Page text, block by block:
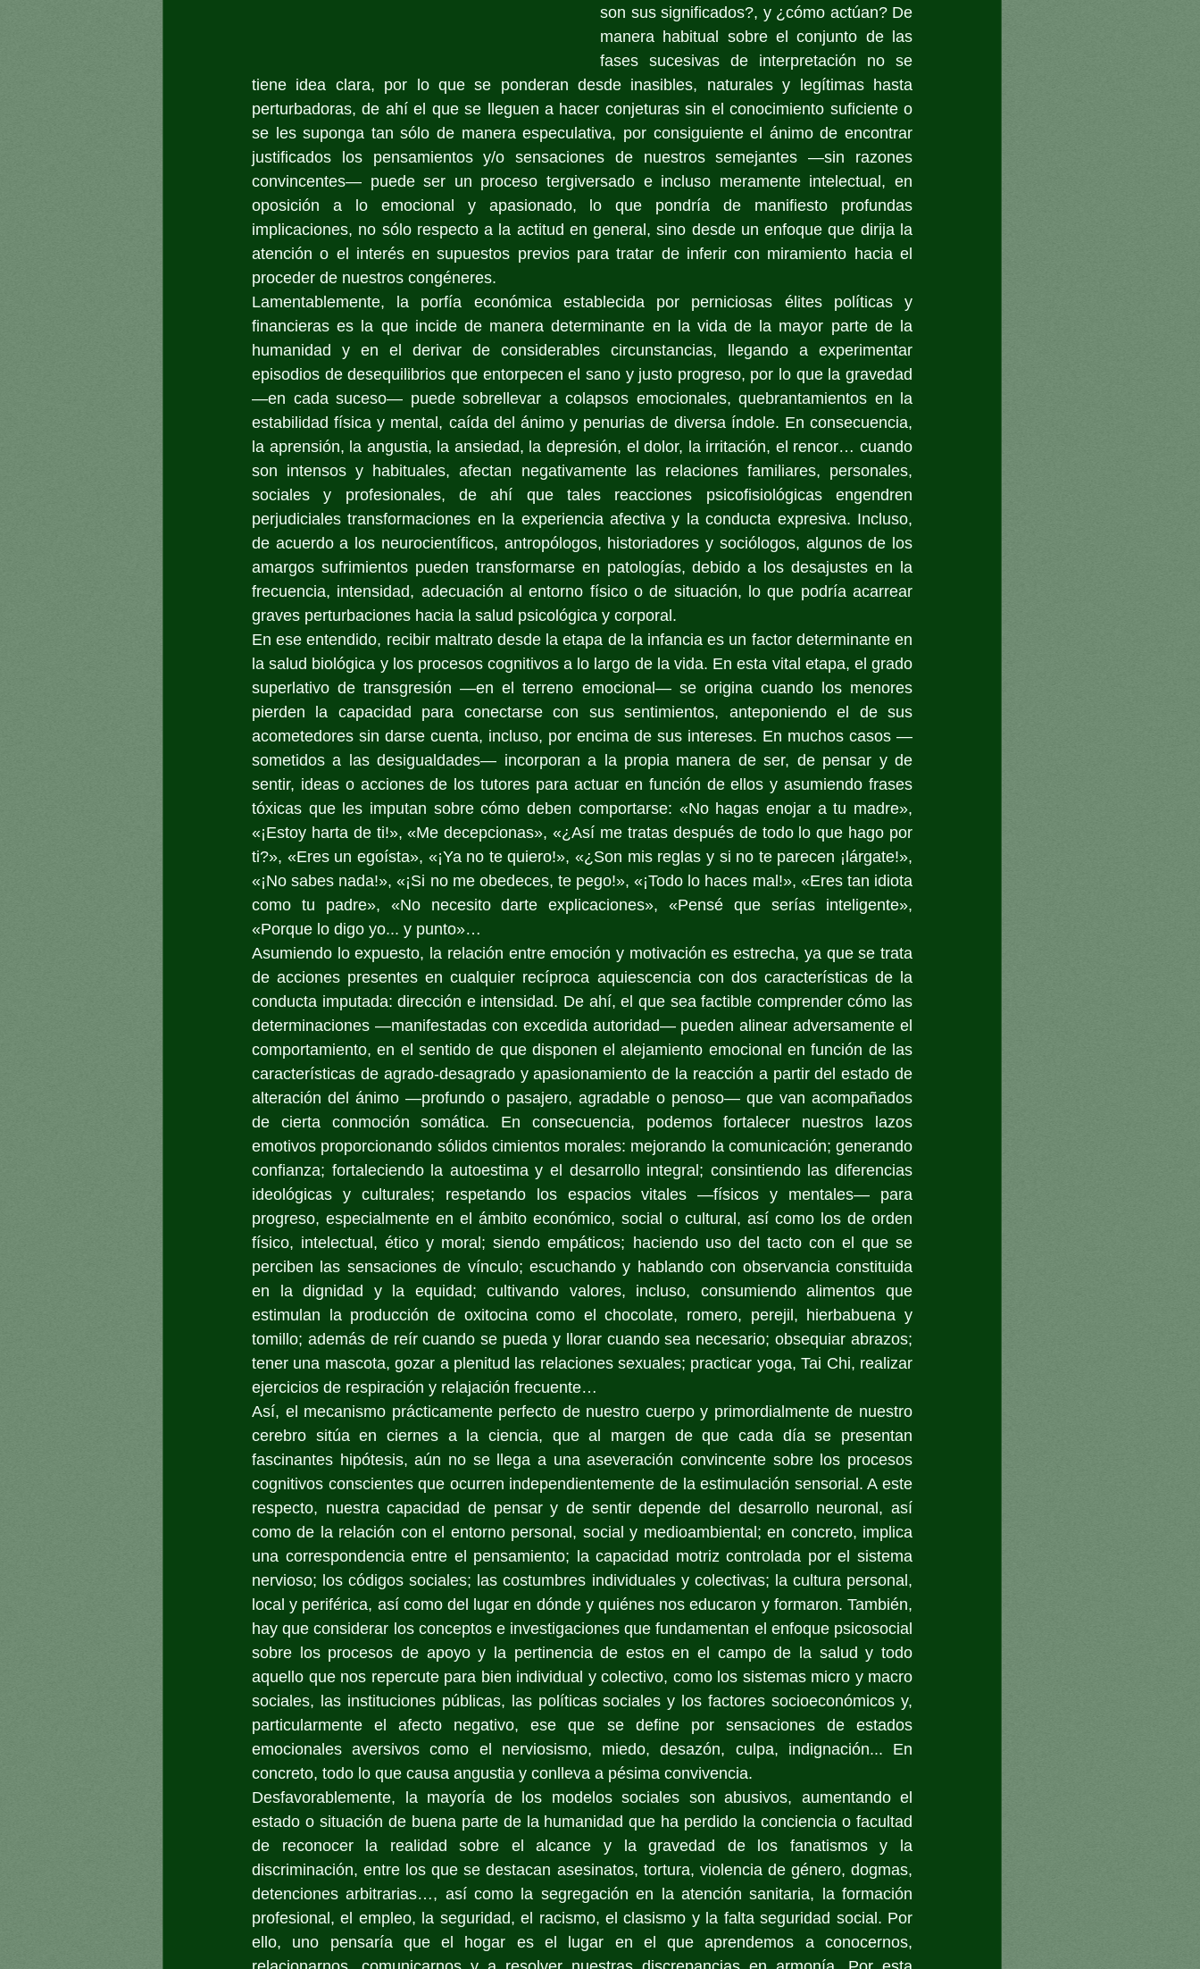
son sus significados?, y ¿cómo actúan? De
manera habitual sobre el conjunto de las
fases sucesivas de interpretación no se
tiene idea clara, por lo que se ponderan desde inasibles, naturales y legítimas hasta
perturbadoras, de ahí el que se lleguen a hacer conjeturas sin el conocimiento suficiente o
se les suponga tan sólo de manera especulativa, por consiguiente el ánimo de encontrar
justificados los pensamientos y/o sensaciones de nuestros semejantes —sin razones
convincentes— puede ser un proceso tergiversado e incluso meramente intelectual, en
oposición a lo emocional y apasionado, lo que pondría de manifiesto profundas
implicaciones, no sólo respecto a la actitud en general, sino desde un enfoque que dirija la
atención o el interés en supuestos previos para tratar de inferir con miramiento hacia el
proceder de nuestros congéneres.
Lamentablemente, la porfía económica establecida por perniciosas élites políticas y
financieras es la que incide de manera determinante en la vida de la mayor parte de la
humanidad y en el derivar de considerables circunstancias, llegando a experimentar
episodios de desequilibrios que entorpecen el sano y justo progreso, por lo que la gravedad
—en cada suceso— puede sobrellevar a colapsos emocionales, quebrantamientos en la
estabilidad física y mental, caída del ánimo y penurias de diversa índole. En consecuencia,
la aprensión, la angustia, la ansiedad, la depresión, el dolor, la irritación, el rencor… cuando
son intensos y habituales, afectan negativamente las relaciones familiares, personales,
sociales y profesionales, de ahí que tales reacciones psicofisiológicas engendren
perjudiciales transformaciones en la experiencia afectiva y la conducta expresiva. Incluso,
de acuerdo a los neurocientíficos, antropólogos, historiadores y sociólogos, algunos de los
amargos sufrimientos pueden transformarse en patologías, debido a los desajustes en la
frecuencia, intensidad, adecuación al entorno físico o de situación, lo que podría acarrear
graves perturbaciones hacia la salud psicológica y corporal.
En ese entendido, recibir maltrato desde la etapa de la infancia es un factor determinante en
la salud biológica y los procesos cognitivos a lo largo de la vida. En esta vital etapa, el grado
superlativo de transgresión —en el terreno emocional— se origina cuando los menores
pierden la capacidad para conectarse con sus sentimientos, anteponiendo el de sus
acometedores sin darse cuenta, incluso, por encima de sus intereses. En muchos casos —
sometidos a las desigualdades— incorporan a la propia manera de ser, de pensar y de
sentir, ideas o acciones de los tutores para actuar en función de ellos y asumiendo frases
tóxicas que les imputan sobre cómo deben comportarse: «No hagas enojar a tu madre»,
«¡Estoy harta de ti!», «Me decepcionas», «¿Así me tratas después de todo lo que hago por
ti?», «Eres un egoísta», «¡Ya no te quiero!», «¿Son mis reglas y si no te parecen ¡lárgate!»,
«¡No sabes nada!», «¡Si no me obedeces, te pego!», «¡Todo lo haces mal!», «Eres tan idiota
como tu padre», «No necesito darte explicaciones», «Pensé que serías inteligente»,
«Porque lo digo yo... y punto»…
Asumiendo lo expuesto, la relación entre emoción y motivación es estrecha, ya que se trata
de acciones presentes en cualquier recíproca aquiescencia con dos características de la
conducta imputada: dirección e intensidad. De ahí, el que sea factible comprender cómo las
determinaciones —manifestadas con excedida autoridad— pueden alinear adversamente el
comportamiento, en el sentido de que disponen el alejamiento emocional en función de las
características de agrado-desagrado y apasionamiento de la reacción a partir del estado de
alteración del ánimo —profundo o pasajero, agradable o penoso— que van acompañados
de cierta conmoción somática. En consecuencia, podemos fortalecer nuestros lazos
emotivos proporcionando sólidos cimientos morales: mejorando la comunicación; generando
confianza; fortaleciendo la autoestima y el desarrollo integral; consintiendo las diferencias
ideológicas y culturales; respetando los espacios vitales —físicos y mentales— para
progreso, especialmente en el ámbito económico, social o cultural, así como los de orden
físico, intelectual, ético y moral; siendo empáticos; haciendo uso del tacto con el que se
perciben las sensaciones de vínculo; escuchando y hablando con observancia constituida
en la dignidad y la equidad; cultivando valores, incluso, consumiendo alimentos que
estimulan la producción de oxitocina como el chocolate, romero, perejil, hierbabuena y
tomillo; además de reír cuando se pueda y llorar cuando sea necesario; obsequiar abrazos;
tener una mascota, gozar a plenitud las relaciones sexuales; practicar yoga, Tai Chi, realizar
ejercicios de respiración y relajación frecuente…
Así, el mecanismo prácticamente perfecto de nuestro cuerpo y primordialmente de nuestro
cerebro sitúa en ciernes a la ciencia, que al margen de que cada día se presentan
fascinantes hipótesis, aún no se llega a una aseveración convincente sobre los procesos
cognitivos conscientes que ocurren independientemente de la estimulación sensorial. A este
respecto, nuestra capacidad de pensar y de sentir depende del desarrollo neuronal, así
como de la relación con el entorno personal, social y medioambiental; en concreto, implica
una correspondencia entre el pensamiento; la capacidad motriz controlada por el sistema
nervioso; los códigos sociales; las costumbres individuales y colectivas; la cultura personal,
local y periférica, así como del lugar en dónde y quiénes nos educaron y formaron. También,
hay que considerar los conceptos e investigaciones que fundamentan el enfoque psicosocial
sobre los procesos de apoyo y la pertinencia de estos en el campo de la salud y todo
aquello que nos repercute para bien individual y colectivo, como los sistemas micro y macro
sociales, las instituciones públicas, las políticas sociales y los factores socioeconómicos y,
particularmente el afecto negativo, ese que se define por sensaciones de estados
emocionales aversivos como el nerviosismo, miedo, desazón, culpa, indignación... En
concreto, todo lo que causa angustia y conlleva a pésima convivencia.
Desfavorablemente, la mayoría de los modelos sociales son abusivos, aumentando el
estado o situación de buena parte de la humanidad que ha perdido la conciencia o facultad
de reconocer la realidad sobre el alcance y la gravedad de los fanatismos y la
discriminación, entre los que se destacan asesinatos, tortura, violencia de género, dogmas,
detenciones arbitrarias…, así como la segregación en la atención sanitaria, la formación
profesional, el empleo, la seguridad, el racismo, el clasismo y la falta seguridad social. Por
ello, uno pensaría que el hogar es el lugar en el que aprendemos a conocernos,